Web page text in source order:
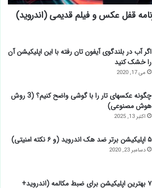
اگر آب در بلندگوی آیفون تان رفته با این اپلیکیشن آن
را خشک کنید
می 17, 2020
چگونه عکسهای تار را با گوشی واضح کنیم؟ (3 روش
هوش مصنوعی)
اکتبر 13, 2025
۵ اپلیکیشن برتر ضد هک اندروید (و ۶ نکته امنیتی)
دسامبر 23, 2020
۷ بهترین اپلیکیشن برای ضبط مکالمه (اندروید+